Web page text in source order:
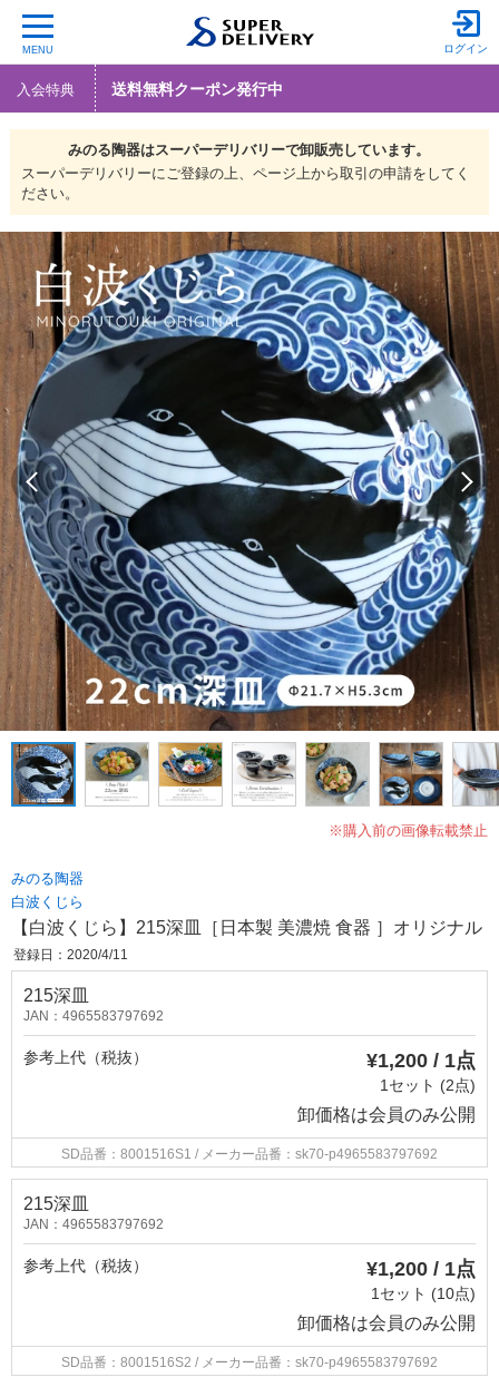
MENU ログイン
入会特典 送料無料クーポン発行中
みのる陶器はスーパーデリバリーで卸販売しています。
スーパーデリバリーにご登録の上、ページ上から取引の申請をしてく
ださい。
※購入前の画像転載禁止
みのる陶器
白波くじら
【白波くじら】215深皿［日本製 美濃焼 食器 ］オリジナル
登録日：2020/4/11
215深皿
JAN：4965583797692
参考上代（税抜） ¥1,200 / 1点
1セット (2点)
卸価格は会員のみ公開
SD品番：8001516S1 / メーカー品番：sk70-p4965583797692
215深皿
JAN：4965583797692
参考上代（税抜） ¥1,200 / 1点
1セット (10点)
卸価格は会員のみ公開
SD品番：8001516S2 / メーカー品番：sk70-p4965583797692